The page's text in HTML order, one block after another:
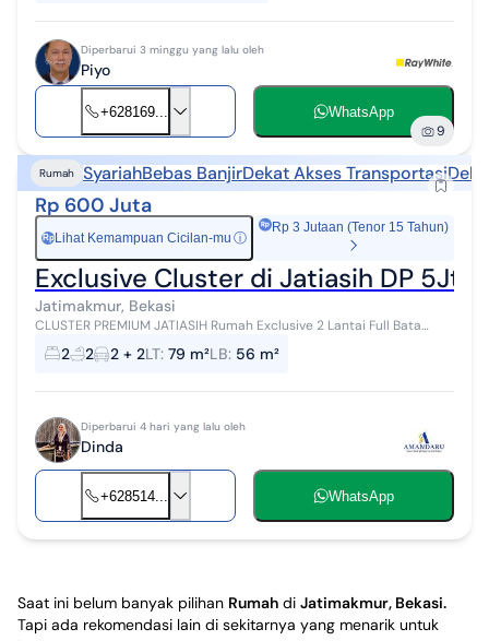
Diperbarui 3 minggu yang lalu oleh
Piyo
+628169... WhatsApp
9
Rumah SyariahBebas BanjirDekat Akses Transportasi
Rp 600 Juta
Rp Lihat Kemampuan Cicilan-mu ⓘ
Rp 3 Jutaan (Tenor 15 Tahun)
Exclusive Cluster di Jatiasih DP 5Jt
Jatimakmur, Bekasi
CLUSTER PREMIUM JATIASIH Rumah Exclusive 2 Lantai Full Bata
Merah di Jatiasih Harga mulai dari 600 Juta-an :fire:DP 5 Jt All In,
bisa langsung aka...
2 2 2 + 2LT: 79 m²LB: 56 m²
Diperbarui 4 hari yang lalu oleh
Dinda
+628514... WhatsApp
Saat ini belum banyak pilihan Rumah di Jatimakmur, Bekasi.
Tapi ada rekomendasi lain di sekitarnya yang menarik untuk